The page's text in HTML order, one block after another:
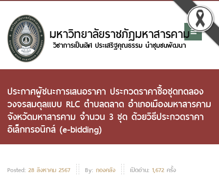
ประกาศผู้ชนะการเสนอราคา ประกวดราคาซื้อชุดทดลอง
วงจรสมดุลแบบ RLC ตำบลตลาด อำเภอเมืองมหาสารคาม
จังหวัดมหาสารคาม จำนวน 3 ชุด ด้วยวิธีประกวดราคา
อิเล็กทรอนิกส์ (e-bidding)
Posted: 28 สิงหาคม 2567 By: กองคลัง เปิดอ่าน: 1,672 ครั้ง